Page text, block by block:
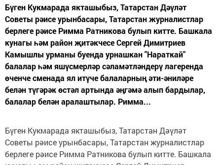
Бүген Кукмарада якташыбыз, Татарстан Дәүләт
Советы рәисе урынбасары, Татарстан журналистлар
берлеге рәисе Римма Ратникова булып китте. Башкала
кунагы һәм район җитәкчесе Сергей Димитриев
Камышлы урманы буенда урнашкан "Нараткай"
балалар һәм яшүсмерләр сәламәтләндерү лагеренда
өченче сменада ял итүче балаларның әти-әниләре
белән түгәрәк өстәл артында әңгәмә алып бардылар,
балалар белән аралаштылар. Римма...
Бүген Кукмарада якташыбыз, Татарстан Дәүләт
Советы рәисе урынбасары, Татарстан журналистлар
берлеге рәисе Римма Ратникова булып китте. Башкала